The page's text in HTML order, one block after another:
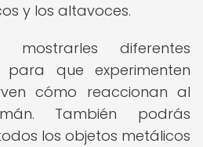
y los altavoces.
mostrarles diferentes
para que experimenten
cómo reaccionan al
También podrás
los objetos metálicos